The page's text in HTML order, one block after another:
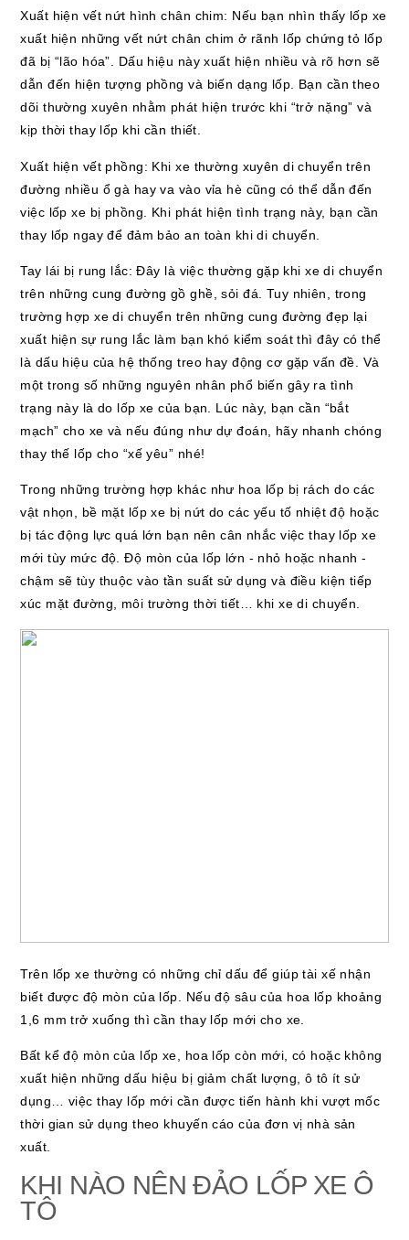
Xuất hiện vết nứt hình chân chim: Nếu bạn nhìn thấy lốp xe
xuất hiện những vết nứt chân chim ở rãnh lốp chứng tỏ lốp
đã bị “lão hóa”. Dấu hiệu này xuất hiện nhiều và rõ hơn sẽ
dẫn đến hiện tượng phồng và biến dạng lốp. Bạn cần theo
dõi thường xuyên nhằm phát hiện trước khi “trở nặng” và
kịp thời thay lốp khi cần thiết.
Xuất hiện vết phồng: Khi xe thường xuyên di chuyển trên
đường nhiều ổ gà hay va vào vỉa hè cũng có thể dẫn đến
việc lốp xe bị phồng. Khi phát hiện tình trạng này, bạn cần
thay lốp ngay để đảm bảo an toàn khi di chuyển.
Tay lái bị rung lắc: Đây là việc thường gặp khi xe di chuyển
trên những cung đường gồ ghề, sỏi đá. Tuy nhiên, trong
trường hợp xe di chuyển trên những cung đường đẹp lại
xuất hiện sự rung lắc làm bạn khó kiểm soát thì đây có thể
là dấu hiệu của hệ thống treo hay động cơ gặp vấn đề. Và
một trong số những nguyên nhân phổ biến gây ra tình
trạng này là do lốp xe của bạn. Lúc này, bạn cần “bắt
mạch” cho xe và nếu đúng như dự đoán, hãy nhanh chóng
thay thế lốp cho “xế yêu” nhé!
Trong những trường hợp khác như hoa lốp bị rách do các
vật nhọn, bề mặt lốp xe bị nứt do các yếu tố nhiệt độ hoặc
bị tác động lực quá lớn bạn nên cân nhắc việc thay lốp xe
mới tùy mức độ. Độ mòn của lốp lớn - nhỏ hoặc nhanh -
chậm sẽ tùy thuộc vào tần suất sử dụng và điều kiện tiếp
xúc mặt đường, môi trường thời tiết… khi xe di chuyển.
Trên lốp xe thường có những chỉ dấu để giúp tài xế nhận
biết được độ mòn của lốp. Nếu độ sâu của hoa lốp khoảng
1,6 mm trở xuống thì cần thay lốp mới cho xe.
Bất kể độ mòn của lốp xe, hoa lốp còn mới, có hoặc không
xuất hiện những dấu hiệu bị giảm chất lượng, ô tô ít sử
dụng… việc thay lốp mới cần được tiến hành khi vượt mốc
thời gian sử dụng theo khuyến cáo của đơn vị nhà sản
xuất.
KHI NÀO NÊN ĐẢO LỐP XE Ô
TÔ